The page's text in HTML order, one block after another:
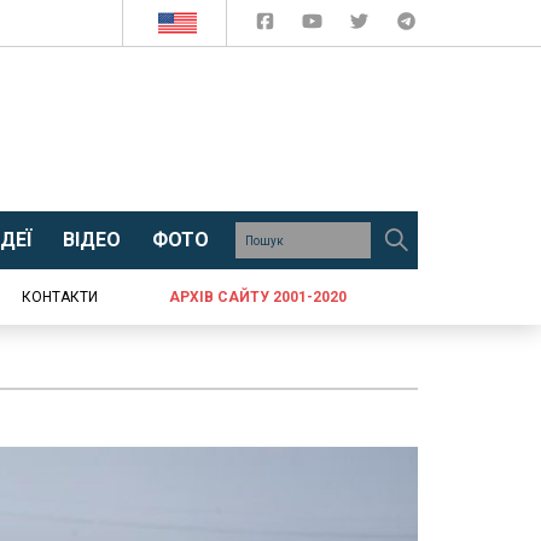
ВІДЕО ФОТО
КОНТАКТИ АРХІВ САЙТУ 2001-2020